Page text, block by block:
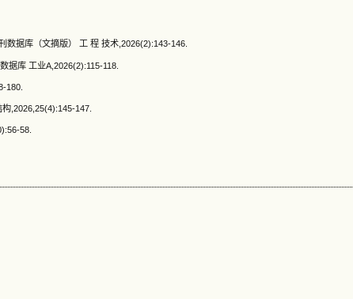
数据库（文摘版） 工 程 技术,2026(2):143-146.
据库 工业A,2026(2):115-118.
180.
,2026,25(4):145-147.
58.